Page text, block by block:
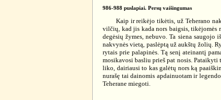
986-988 puslapiai. Persų vaišingumas
Kaip ir reikėjo tikėtis, už Teherano
vilčių, kad jis kada nors baigsis, tikėjomės
degėsių žymes, nebuvo. Ta siena
nakvynės vietą, paslėptą už aukštų žolių.
rytais prie palapinės. Tą senį ateinantį
mosikavosi basliu prieš pat nosis.
liko, dairiausi to kas galėtų nors ką
nurašę tai dainomis apdainuotam ir
Teherane miegoti.